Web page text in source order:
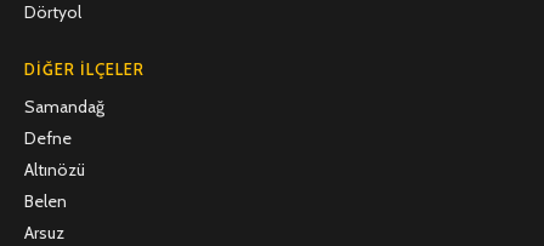
Dörtyol
DIĞER İLÇELER
Samandağ
Defne
Altınözü
Belen
Arsuz